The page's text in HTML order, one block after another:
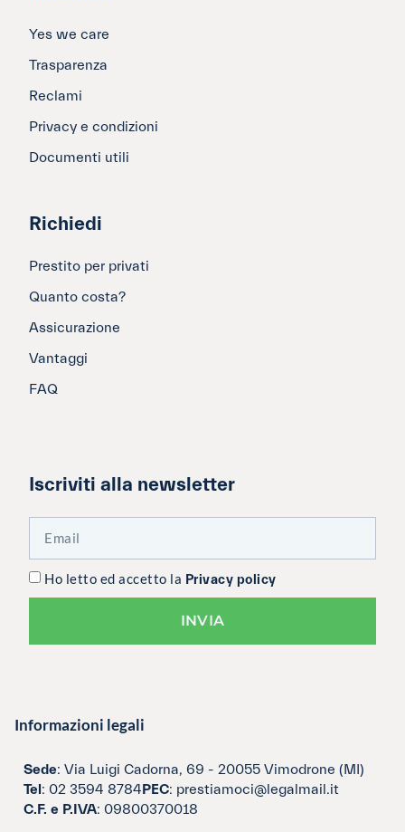
Yes we care
Trasparenza
Reclami
Privacy e condizioni
Documenti utili
Richiedi
Prestito per privati
Quanto costa?
Assicurazione
Vantaggi
FAQ
Iscriviti alla newsletter
Ho letto ed accetto la Privacy policy
INVIA
Informazioni legali
Sede: Via Luigi Cadorna, 69 - 20055 Vimodrone (MI)
Tel: 02 3594 8784PEC: prestiamoci@legalmail.it
C.F. e P.IVA: 09800370018